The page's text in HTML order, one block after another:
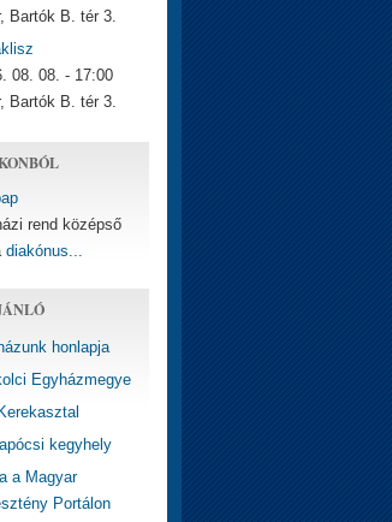
Bartók B. tér 3.
08. 08. - 17:00
Bartók B. tér 3.
rend középső
diakónus...
honlapja
Egyházmegye
kegyhely
a Magyar
Portálon